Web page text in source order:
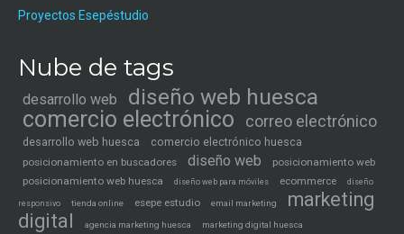
Proyectos Esepéstudio
Nube de tags
desarrollo web
diseño web huesca
comercio electrónico
correo electrónico
desarrollo web huesca comercio electrónico huesca
posicionamiento en buscadores diseño web
posicionamiento web
posicionamiento web huesca
diseño web para móviles ecommerce diseño
responsivo tienda online esepe estudio email marketing
marketing
digital
agencia marketing huesca marketing digital huesca